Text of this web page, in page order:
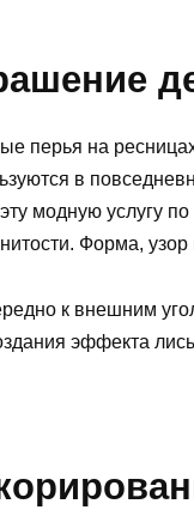
перья на
в
эту модную услугу
Форма,
к внешним
эффекта